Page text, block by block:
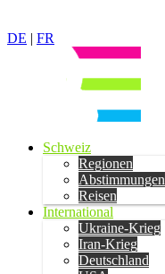
DE | FR
Schweiz
Regionen
Abstimmungen
Reisen
International
Ukraine-Krieg
Iran-Krieg
Deutschland